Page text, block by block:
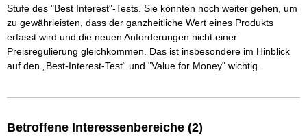
Stufe des "Best Interest"-Tests. Sie könnten noch weiter gehen, um
zu gewährleisten, dass der ganzheitliche Wert eines Produkts
erfasst wird und die neuen Anforderungen nicht einer
Preisregulierung gleichkommen. Das ist insbesondere im Hinblick
auf den „Best-Interest-Test“ und "Value for Money" wichtig.
Betroffene Interessenbereiche (2)